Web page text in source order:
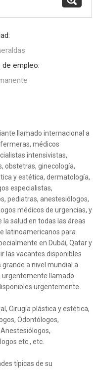
de empleo:
llamado internacional a
médicos
intensivistas,
obstetras, ginecología,
y estética, dermatología,
especialistas,
pediatras, anestesiólogos,
médicos de urgencias, y
la salud en todas las áreas
latinoamericanos para
en Dubái, Qatar y
las vacantes disponibles
a nivel mundial a
urgentemente llamado
urgentemente.
Cirugía plástica y estética,
Odontólogos,
etc., etc.
típicas de su